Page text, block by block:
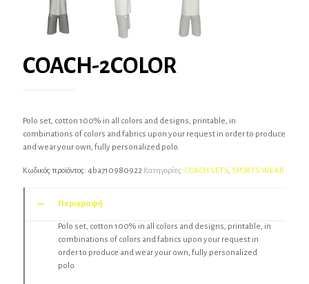
COACH-2COLOR
Polo set, cotton 100% in all colors and designs, printable, in
combinations of colors and fabrics upon your request in order to produce
and wear your own, fully personalized polo.
Κωδικός προϊόντος: 4ba710980922 Κατηγορίες: COACH SETS, SPORTS WEAR
Περιγραφή
Polo set, cotton 100% in all colors and designs, printable, in
combinations of colors and fabrics upon your request in
order to produce and wear your own, fully personalized
polo.